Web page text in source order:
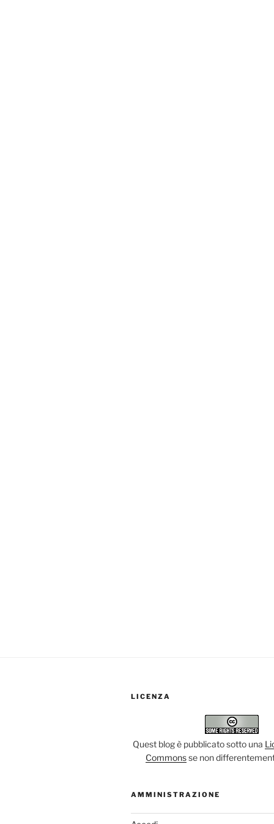
LICENZA
Quest blog è pubblicato sotto una
Commonsse non
AMMINISTRAZIONE